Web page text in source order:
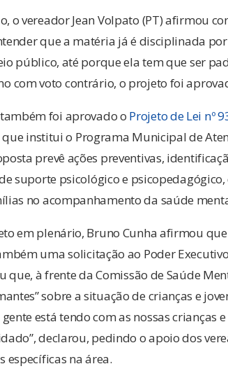
o vereador Jean Volpato (PT) afirmou
que a matéria já é disciplinada
público, até porque ela tem que ser
com voto contrário, o projeto foi
foi aprovado o Projeto de Lei nº
que institui o Programa Municipal de
prevê ações preventivas,
suporte psicológico e
no acompanhamento da saúde
em plenário, Bruno Cunha afirmou
uma solicitação ao Poder
que, à frente da Comissão de Saúde
sobre a situação de crianças e
está tendo com as nossas crianças
declarou, pedindo o apoio dos
específicas na área.